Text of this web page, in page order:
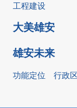
工程建设
大美雄安
雄安未来
功能定位 行政